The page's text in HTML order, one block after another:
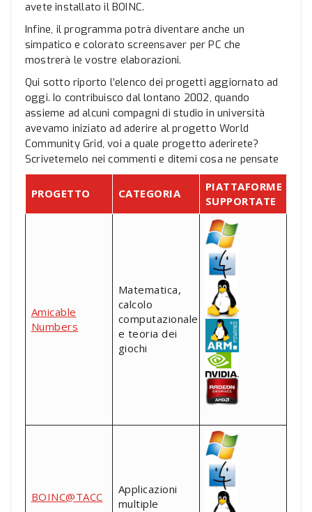
avete installato il BOINC.
Infine, il programma potrà diventare anche un
simpatico e colorato screensaver per PC che
mostrerà le vostre elaborazioni.
Qui sotto riporto l’elenco dei progetti aggiornato ad
oggi. Io contribuisco dal lontano 2002, quando
assieme ad alcuni compagni di studio in università
avevamo iniziato ad aderire al progetto World
Community Grid, voi a quale progetto aderirete?
Scrivetemelo nei commenti e ditemi cosa ne pensate
PROGETTO CATEGORIA
PIATTAFORME
SUPPORTATE
Amicable
Numbers
Matematica,
calcolo
computazionale
e teoria dei
giochi
BOINC@TACC
Applicazioni
multiple